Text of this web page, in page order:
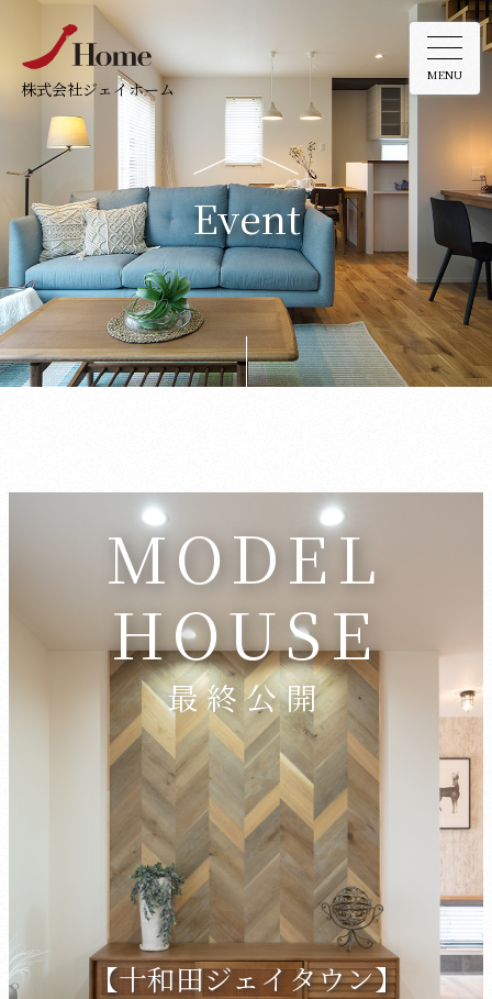
Event
株式会社ジェイホーム
MENU
MODEL
HOUSE
最終公開
【十和田ジェイタウン】